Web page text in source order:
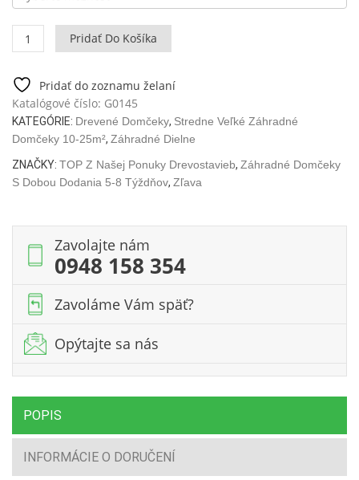
množstvo
Záhradná
Jacob
F
12m2
/
4
/
44mm
Pridať Do Košíka
Pridať do zoznamu želaní
Katalógové číslo: G0145
KATEGÓRIE: Drevené Domčeky, Stredne Veľké Záhradné
Domčeky 10-25m², Záhradné Dielne
ZNAČKY: TOP Z Našej Ponuky Drevostavieb, Záhradné Domčeky
S Dobou Dodania 5-8 Týždňov, Zľava
Zavolajte nám
0948 158 354
Zavoláme Vám späť?
Opýtajte sa nás
POPIS
INFORMÁCIE O DORUČENÍ